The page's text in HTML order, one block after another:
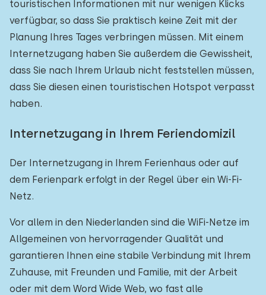
touristischen Informationen mit nur wenigen Klicks
verfügbar, so dass Sie praktisch keine Zeit mit der
Planung Ihres Tages verbringen müssen. Mit einem
Internetzugang haben Sie außerdem die Gewissheit,
dass Sie nach Ihrem Urlaub nicht feststellen müssen,
dass Sie diesen einen touristischen Hotspot verpasst
haben.
Internetzugang in Ihrem Feriendomizil
Der Internetzugang in Ihrem Ferienhaus oder auf
dem Ferienpark erfolgt in der Regel über ein Wi-Fi-
Netz.
Vor allem in den Niederlanden sind die WiFi-Netze im
Allgemeinen von hervorragender Qualität und
garantieren Ihnen eine stabile Verbindung mit Ihrem
Zuhause, mit Freunden und Familie, mit der Arbeit
oder mit dem Word Wide Web, wo fast alle